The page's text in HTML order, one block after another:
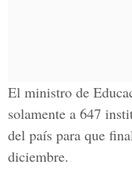
El ministro de
solamente a 647
del país para que
diciembre.